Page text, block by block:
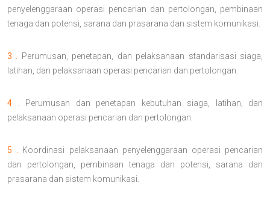
penyelenggaraan operasi pencarian dan pertolongan, pembinaan
tenaga dan potensi, sarana dan prasarana dan sistem komunikasi.
3 . Perumusan, penetapan, dan pelaksanaan standarisasi siaga,
latihan, dan pelaksanaan operasi pencarian dan pertolongan.
4 . Perumusan dan penetapan kebutuhan siaga, latihan, dan
pelaksanaan operasi pencarian dan pertolongan.
5 . Koordinasi pelaksanaan penyelenggaraan operasi pencarian
dan pertolongan, pembinaan tenaga dan potensi, sarana dan
prasarana dan sistem komunikasi.